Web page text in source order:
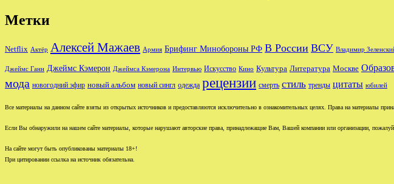
Метки
Netflix Актёр Алексей Мажаев Армия Брифинг Минобороны РФ В России ВСУ Владимир
Джеймс Ганн Джеймс Кэмерон Джеймса Кэмерона Интервью Искусство Кино Культура Литература Москве
мода новогодний эфир новый альбом новый сингл одежда рецензии смерть стиль тренды цитаты юбилей
Все материалы на данном сайте взяты из открытых источников и предоставляются исключительно в ознакомительных целях. Права на материалы
Если Вы обнаружили на нашем сайте материалы, которые нарушают авторские права, принадлежащие Вам, Вашей компании или организации,
На сайте могут быть опубликованы материалы 18+!
При цитировании ссылка на источник обязательна.